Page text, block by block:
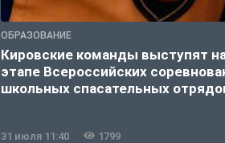
ОБРАЗОВАНИЕ
Кировские команды выступят
этапе Всероссийских
школьных спасательных
31 июля 11:40 1799